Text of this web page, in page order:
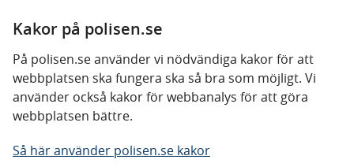
Kakor på polisen.se
På polisen.se använder vi nödvändiga kakor för att
webbplatsen ska fungera ska så bra som möjligt. Vi
använder också kakor för webbanalys för att göra
webbplatsen bättre.
Så här använder polisen.se kakor